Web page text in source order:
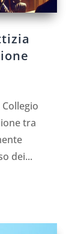
tra
dei...